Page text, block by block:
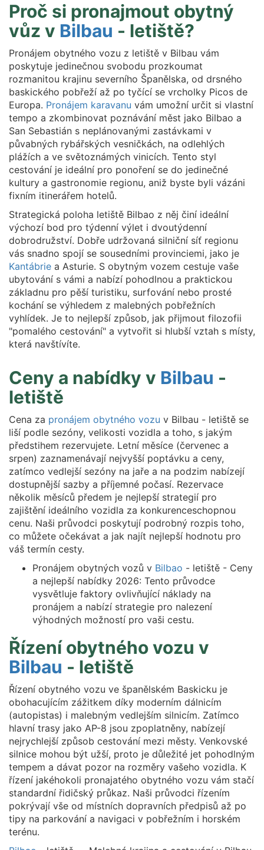
Proč si pronajmout obytný
vůz v Bilbau - letiště?
Pronájem obytného vozu z letiště v Bilbau vám
poskytuje jedinečnou svobodu prozkoumat
rozmanitou krajinu severního Španělska, od drsného
baskického pobřeží až po tyčící se vrcholky Picos de
Europa. Pronájem karavanu vám umožní určit si vlastní
tempo a zkombinovat poznávání měst jako Bilbao a
San Sebastián s neplánovanými zastávkami v
půvabných rybářských vesničkách, na odlehlých
plážích a ve světoznámých vinicích. Tento styl
cestování je ideální pro ponoření se do jedinečné
kultury a gastronomie regionu, aniž byste byli vázáni
fixním itinerářem hotelů.
Strategická poloha letiště Bilbao z něj činí ideální
výchozí bod pro týdenní výlet i dvoutýdenní
dobrodružství. Dobře udržovaná silniční síť regionu
vás snadno spojí se sousedními provinciemi, jako je
Kantábrie a Asturie. S obytným vozem cestuje vaše
ubytování s vámi a nabízí pohodlnou a praktickou
základnu pro pěší turistiku, surfování nebo prosté
kochání se výhledem z malebných pobřežních
vyhlídek. Je to nejlepší způsob, jak přijmout filozofii
"pomalého cestování" a vytvořit si hlubší vztah s místy,
která navštívíte.
Ceny a nabídky v Bilbau -
letiště
Cena za pronájem obytného vozu v Bilbau - letiště se
liší podle sezóny, velikosti vozidla a toho, s jakým
předstihem rezervujete. Letní měsíce (červenec a
srpen) zaznamenávají nejvyšší poptávku a ceny,
zatímco vedlejší sezóny na jaře a na podzim nabízejí
dostupnější sazby a příjemné počasí. Rezervace
několik měsíců předem je nejlepší strategií pro
zajištění ideálního vozidla za konkurenceschopnou
cenu. Naši průvodci poskytují podrobný rozpis toho,
co můžete očekávat a jak najít nejlepší hodnotu pro
váš termín cesty.
Pronájem obytných vozů v Bilbao - letiště - Ceny
a nejlepší nabídky 2026: Tento průvodce
vysvětluje faktory ovlivňující náklady na
pronájem a nabízí strategie pro nalezení
výhodných možností pro vaši cestu.
Řízení obytného vozu v
Bilbau - letiště
Řízení obytného vozu ve španělském Baskicku je
obohacujícím zážitkem díky moderním dálnicím
(autopistas) i malebným vedlejším silnicím. Zatímco
hlavní trasy jako AP-8 jsou zpoplatněny, nabízejí
nejrychlejší způsob cestování mezi městy. Venkovské
silnice mohou být užší, proto je důležité jet pohodlným
tempem a dávat pozor na rozměry vašeho vozidla. K
řízení jakéhokoli pronajatého obytného vozu vám stačí
standardní řidičský průkaz. Naši průvodci řízením
pokrývají vše od místních dopravních předpisů až po
tipy na parkování a navigaci v pobřežním i horském
terénu.